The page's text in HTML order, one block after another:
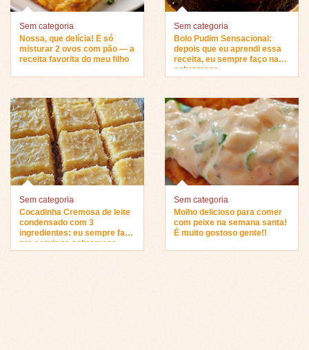
Sem categoria
Nossa, que delícia! É só
misturar 2 ovos com pão — a
receita favorita do meu filho
Sem categoria
Bolo Pudim Sensacional:
depois que eu aprendi essa
receita, eu sempre faço na
sobremesa…
Sem categoria
Cocadinha Cremosa de leite
condensado com 3
ingredientes: eu sempre faço
pra servir na sobremesa…
Sem categoria
Molho delicioso para comer
com peixe na semana santa!
É muito gostoso gente!!